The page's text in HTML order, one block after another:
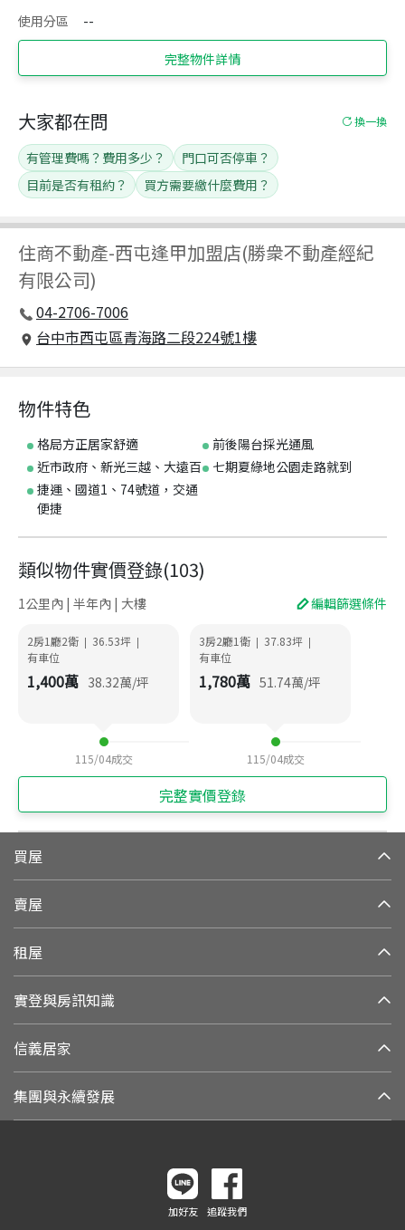
使用分區
--
完整物件詳情
住商不動產-西屯逢甲加盟店(勝衆不動產經紀
有限公司)
04-2706-7006
台中市西屯區青海路二段224號1樓
大家都在問 換一換
有管理費嗎？費用多少？
門口可否停車？
目前是否有租約？
買方需要繳什麼費用？
物件特色
格局方正居家舒適
前後陽台採光通風
近市政府、新光三越、大遠百
七期夏綠地公園走路就到
捷運、國道1、74號道，交通
便捷
類似物件實價登錄(103)
1公里內 | 半年內 | 大樓 編輯篩選條件
2房1廳2衛 | 36.53坪 |
有車位
1,400萬 38.32萬/坪
115/04成交
3房2廳1衛 | 37.83坪 |
有車位
1,780萬 51.74萬/坪
115/04成交
完整實價登錄
買屋
賣屋
租屋
實登與房訊知識
信義居家
集團與永續發展
加好友 追蹤我們